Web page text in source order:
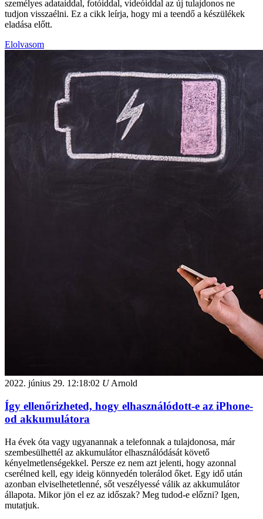
személyes adataiddal, fotóiddal, videóiddal az új tulajdonos ne
tudjon visszaélni. Ez a cikk leírja, hogy mi a teendő a készülékek
eladása előtt.
Elolvasom
2022. június 29. 12:18:02 UArnold
Így ellenőrizheted, hogy elhasználódott-e az iPhone-
od akkumulátora
Ha évek óta vagy ugyanannak a telefonnak a tulajdonosa, már
szembesülhettél az akkumulátor elhasználódását követő
kényelmetlenségekkel. Persze ez nem azt jelenti, hogy azonnal
cserélned kell, egy ideig könnyedén tolerálod őket. Egy idő után
azonban elviselhetetlenné, sőt veszélyessé válik az akkumulátor
állapota. Mikor jön el ez az időszak? Meg tudod-e előzni? Igen,
mutatjuk.